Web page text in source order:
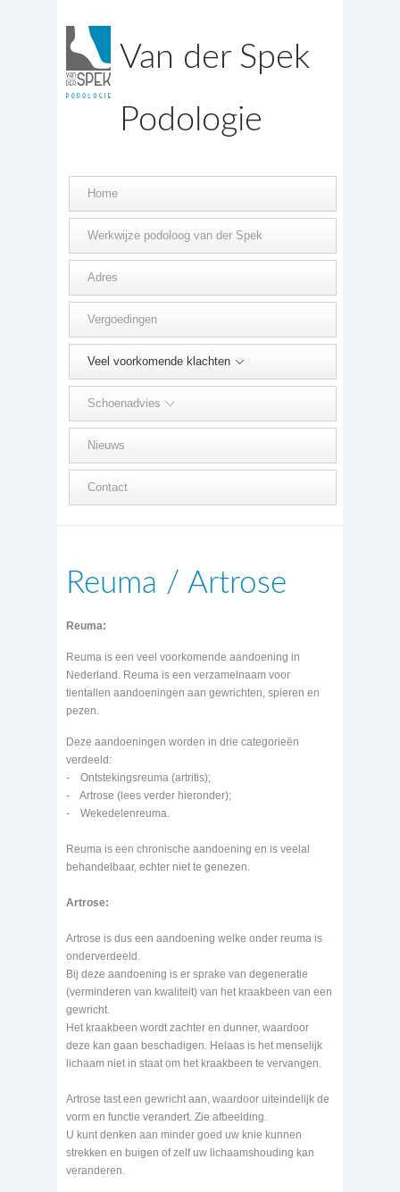
Van der Spek
Podologie
Home
Werkwijze podoloog van der Spek
Adres
Vergoedingen
Veel voorkomende klachten
Schoenadvies
Nieuws
Contact
Reuma / Artrose
Reuma:
Reuma is een veel voorkomende aandoening in
Nederland. Reuma is een verzamelnaam voor
tientallen aandoeningen aan gewrichten, spieren en
pezen.
Deze aandoeningen worden in drie categorieën
verdeeld:
- Ontstekingsreuma (artritis);
- Artrose (lees verder hieronder);
- Wekedelenreuma.
Reuma is een chronische aandoening en is veelal
behandelbaar, echter niet te genezen.
Artrose:
Artrose is dus een aandoening welke onder reuma is
onderverdeeld.
Bij deze aandoening is er sprake van degeneratie
(verminderen van kwaliteit) van het kraakbeen van een
gewricht.
Het kraakbeen wordt zachter en dunner, waardoor
deze kan gaan beschadigen. Helaas is het menselijk
lichaam niet in staat om het kraakbeen te vervangen.
Artrose tast een gewricht aan, waardoor uiteindelijk de
vorm en functie verandert. Zie afbeelding.
U kunt denken aan minder goed uw knie kunnen
strekken en buigen of zelf uw lichaamshouding kan
veranderen.